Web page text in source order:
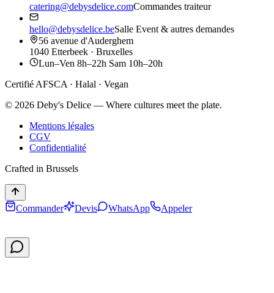
catering@debysdelice.comCommandes traiteur
hello@debysdelice.beSalle Event & autres demandes
56 avenue d'Auderghem
1040 Etterbeek · Bruxelles
Lun–Ven 8h–22h Sam 10h–20h
Certifié AFSCA · Halal · Vegan
© 2026 Deby's Delice — Where cultures meet the plate.
Mentions légales
CGV
Confidentialité
Crafted in Brussels
Commander Devis WhatsApp Appeler